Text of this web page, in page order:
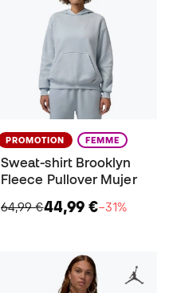
PROMOTION FEMME
Sweat-shirt Brooklyn
Fleece Pullover Mujer
64,99 €44,99 €−31%